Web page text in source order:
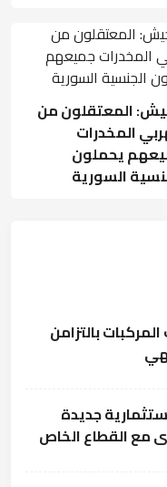
المعتقلون من
المخدرات
يحملون
السورية
بالتزامن
فرصة استثمارية جديدة